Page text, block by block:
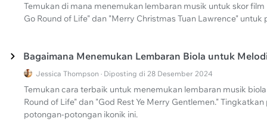
Temukan di mana menemukan lembaran musik untuk skor
Go Round of Life" dan "Merry Christmas Tuan Lawrence" untuk
Bagaimana Menemukan Lembaran Biola untuk
Jessica Thompson · Diposting di 28 Desember 2024
Temukan cara terbaik untuk menemukan lembaran musik
Round of Life" dan "God Rest Ye Merry Gentlemen."
potongan-potongan ikonik ini.